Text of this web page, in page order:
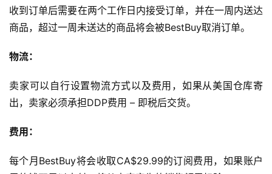
收到订单后需要在两个工作日内接受订单，并在一周内送达
商品，超过一周未送达的商品将会被BestBuy取消订单。
物流：
卖家可以自行设置物流方式以及费用，如果从美国仓库寄
出，卖家必须承担DDP费用 – 即税后交货。
费用：
每个月BestBuy将会收取CA$29.99的订阅费用，如果账户